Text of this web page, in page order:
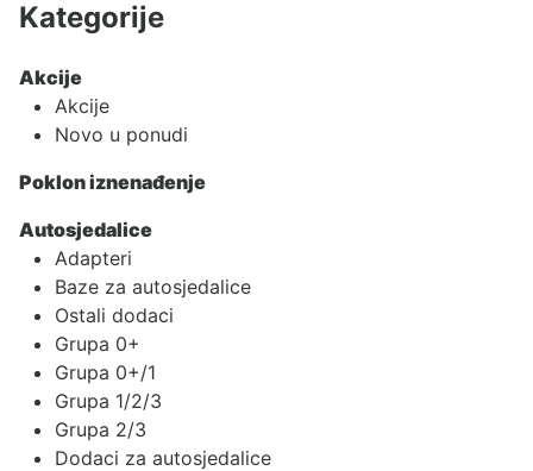
Kategorije
Akcije
Akcije
Novo u ponudi
Poklon iznenađenje
Autosjedalice
Adapteri
Baze za autosjedalice
Ostali dodaci
Grupa 0+
Grupa 0+/1
Grupa 1/2/3
Grupa 2/3
Dodaci za autosjedalice